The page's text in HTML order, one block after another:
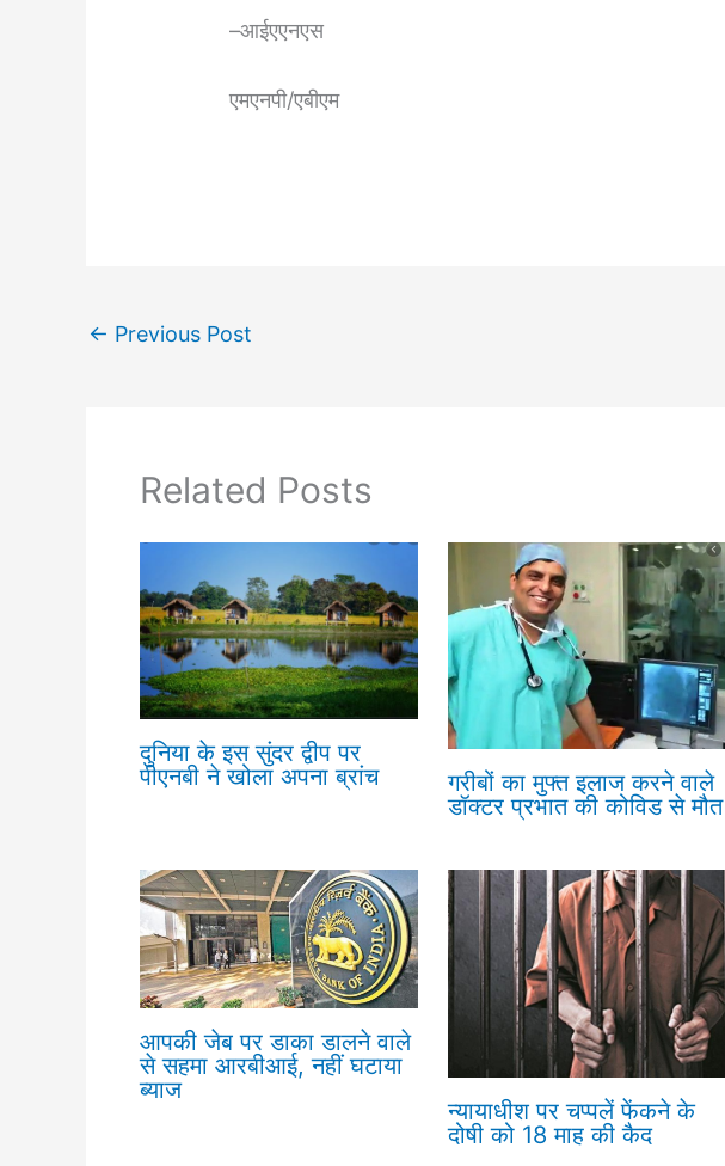
–आईएएनएस
एमएनपी/एबीएम
← Previous Post
Related Posts
दुनिया के इस सुंदर द्वीप पर
पीएनबी ने खोला अपना ब्रांच
गरीबों का मुफ्त इलाज करने वाले
डॉक्टर प्रभात की कोविड से मौत
आपकी जेब पर डाका डालने वाले
से सहमा आरबीआई, नहीं घटाया
ब्याज
न्यायाधीश पर चप्पलें फेंकने के
दोषी को 18 माह की कैद